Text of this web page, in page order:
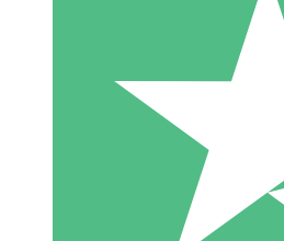
Individuelle
Zahlen Sie nach Bedarf mit
monatliche
10 00